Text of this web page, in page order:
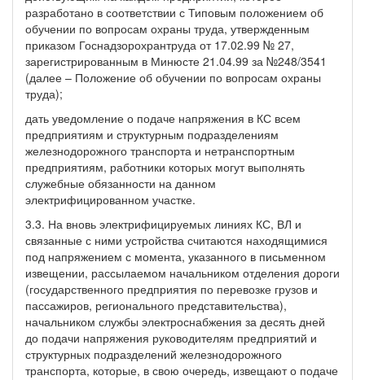
разработано в соответствии с Типовым положением об
обучении по вопросам охраны труда, утвержденным
приказом Госнадзорохрантруда от 17.02.99 № 27,
зарегистрированным в Минюсте 21.04.99 за №248/3541
(далее – Положение об обучении по вопросам охраны
труда);
дать уведомление о подаче напряжения в КС всем
предприятиям и структурным подразделениям
железнодорожного транспорта и нетранспортным
предприятиям, работники которых могут выполнять
служебные обязанности на данном
электрифицированном участке.
3.3. На вновь электрифицируемых линиях КС, ВЛ и
связанные с ними устройства считаются находящимися
под напряжением с момента, указанного в письменном
извещении, рассылаемом начальником отделения дороги
(государственного предприятия по перевозке грузов и
пассажиров, регионального представительства),
начальником службы электроснабжения за десять дней
до подачи напряжения руководителям предприятий и
структурных подразделений железнодорожного
транспорта, которые, в свою очередь, извещают о подаче